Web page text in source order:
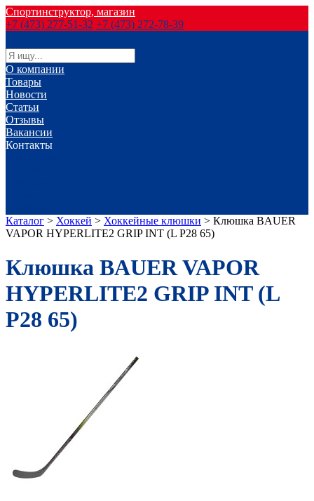
Спортинструктор, магазин
+7 (473) 277-51-32 +7 (473) 272-78-39
О компании
Товары
Новости
Статьи
Отзывы
Вакансии
Контакты
Каталог > Хоккей > Хоккейные клюшки > Клюшка BAUER
VAPOR HYPERLITE2 GRIP INT (L P28 65)
Клюшка BAUER VAPOR
HYPERLITE2 GRIP INT (L
P28 65)